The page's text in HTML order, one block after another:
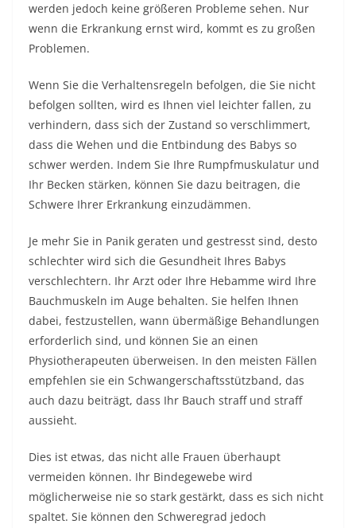
werden jedoch keine größeren Probleme sehen. Nur
wenn die Erkrankung ernst wird, kommt es zu großen
Problemen.
Wenn Sie die Verhaltensregeln befolgen, die Sie nicht
befolgen sollten, wird es Ihnen viel leichter fallen, zu
verhindern, dass sich der Zustand so verschlimmert,
dass die Wehen und die Entbindung des Babys so
schwer werden. Indem Sie Ihre Rumpfmuskulatur und
Ihr Becken stärken, können Sie dazu beitragen, die
Schwere Ihrer Erkrankung einzudämmen.
Je mehr Sie in Panik geraten und gestresst sind, desto
schlechter wird sich die Gesundheit Ihres Babys
verschlechtern. Ihr Arzt oder Ihre Hebamme wird Ihre
Bauchmuskeln im Auge behalten. Sie helfen Ihnen
dabei, festzustellen, wann übermäßige Behandlungen
erforderlich sind, und können Sie an einen
Physiotherapeuten überweisen. In den meisten Fällen
empfehlen sie ein Schwangerschaftsstützband, das
auch dazu beiträgt, dass Ihr Bauch straff und straff
aussieht.
Dies ist etwas, das nicht alle Frauen überhaupt
vermeiden können. Ihr Bindegewebe wird
möglicherweise nie so stark gestärkt, dass es sich nicht
spaltet. Sie können den Schweregrad jedoch